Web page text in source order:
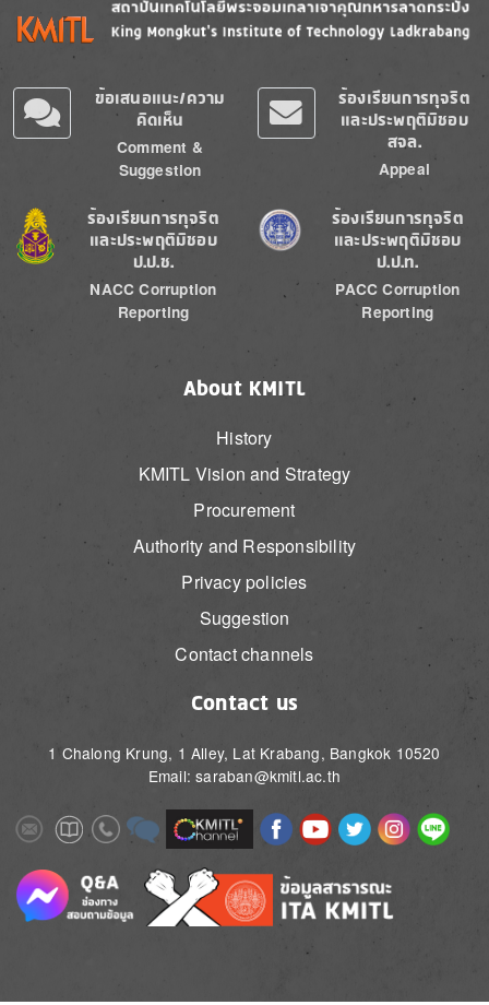
ข้อเสนอแนะ/ความ
คิดเห็น
Comment &
Suggestion
ร้องเรียนการทุจริต
และประพฤติมิชอบ
สจล.
Appeal
Image
ร้องเรียนการทุจริต
และประพฤติมิชอบ
ป.ป.ช.
NACC Corruption
Reporting
Image
ร้องเรียนการทุจริต
และประพฤติมิชอบ
ป.ป.ท.
PACC Corruption
Reporting
About KMITL
History
KMITL Vision and Strategy
Procurement
Authority and Responsibility
Privacy policies
Suggestion
Contact channels
Contact us
1 Chalong Krung, 1 Alley, Lat Krabang, Bangkok 10520
Email: saraban@kmitl.ac.th
ImageImageImageImage Image ImageImageImageImageImage
Image Image